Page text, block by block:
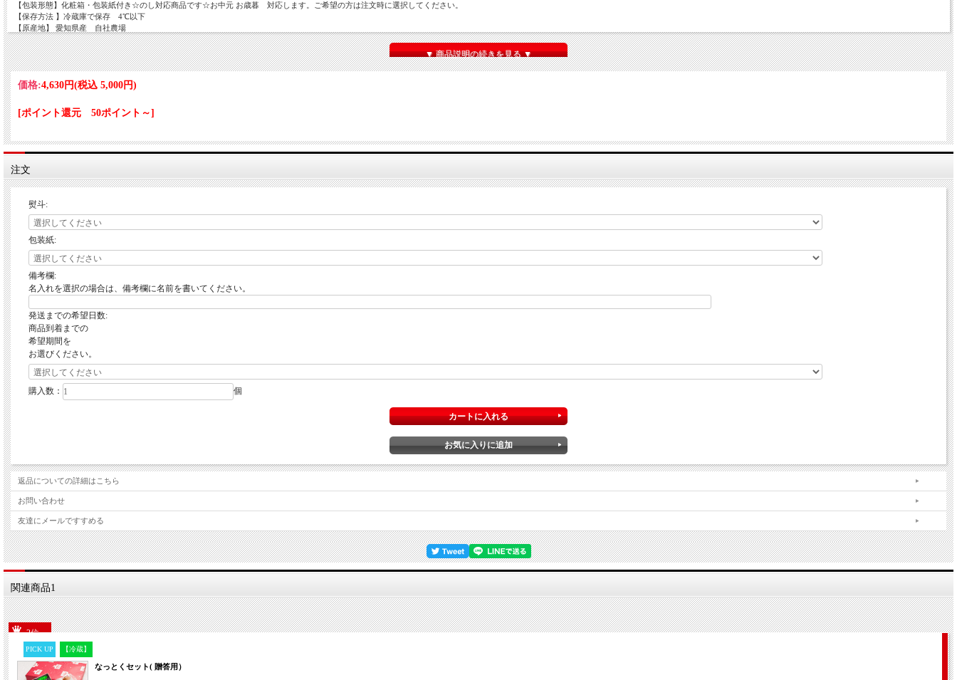
【包装形態】化粧箱・包装紙付き☆のし対応商品です☆お中元 お歳暮 対応します。ご希望の方は注文時に選択してください。
【保存方法 】冷蔵庫で保存 4℃以下
【原産地】 愛知県産 自社農場
【発送方法】ヤマト運輸 クール便冷蔵
【同梱について】 冷凍品＋冷蔵品＝冷凍出荷
【エコロジー活動】当店は地球に優しいお店を目指すべくペーパーレスを推進しております。
【納品書】は確認メールを納品書代わりにとしており、紙を極力減らす努力をしております。ご理解ご協力お願いします。
▼ 商品説明の続きを見る ▼
価格:4,630円(税込 5,000円)
[ポイント還元 50ポイント～]
注文
熨斗:
包装紙:
備考欄:
名入れを選択の場合は、備考欄に名前を書いてください。
発送までの希望日数:
商品到着までの
希望期間を
お選びください。
購入数： 個
返品についての詳細はこちら
お問い合わせ
友達にメールですすめる
関連商品1
2位
PICK UP 【冷蔵】
なっとくセット( 贈答用）